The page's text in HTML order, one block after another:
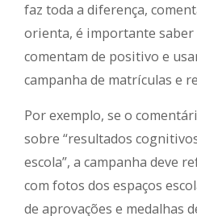
faz toda a diferença,
orienta, é importante saber
comentam de positivo e
campanha de matrículas e
Por exemplo, se o
sobre “resultados
escola”, a campanha deve
com fotos dos espaços
de aprovações e medalhas